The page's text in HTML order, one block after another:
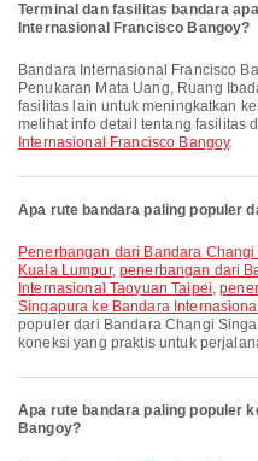
Terminal dan fasilitas bandara
Internasional Francisco Bangoy?
Bandara Internasional Francisco Bangoy menawarkan Layanan
Penukaran Mata Uang, Ruang
fasilitas lain untuk meningkatkan
melihat info detail tentang fasilitas
Internasional Francisco Bangoy.
Apa rute bandara paling populer
penerbangan dari Bandara Changi Singapura ke Bandara Internasional
Kuala Lumpur, penerbangan dari
Internasional Taoyuan Taipei,
Singapura ke Bandara
populer dari Bandara Changi
koneksi yang praktis untuk
Apa rute bandara paling populer
Bangoy?